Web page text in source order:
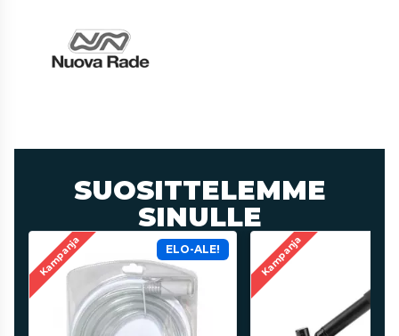
SUOSITTELEMME
SINULLE
Kampanja ELO-ALE! Kampanja